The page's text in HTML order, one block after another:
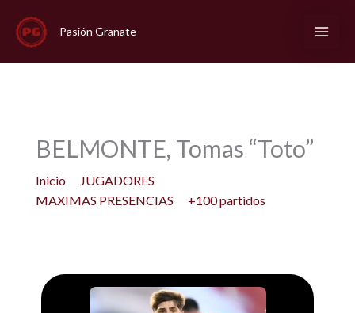
contenido
Pasión Granate
BELMONTE, Tomas “Toto”
Inicio
JUGADORES
MAXIMAS PRESENCIAS
+100 partidos